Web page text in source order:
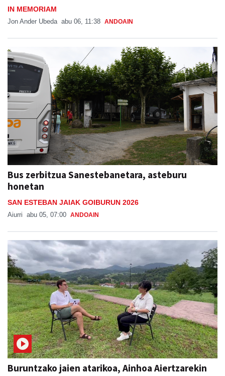
IN MEMORIAM
Jon Ander Ubeda abu 06, 11:38 ANDOAIN
Bus zerbitzua Sanestebanetara, asteburu
honetan
SAN ESTEBAN JAIAK GOIBURUN 2026
Aiurri abu 05, 07:00 ANDOAIN
Buruntzako jaien atarikoa, Ainhoa Aiertzarekin